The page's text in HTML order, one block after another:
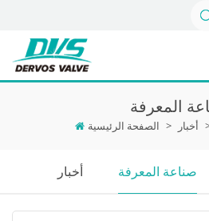
المعرفة
الصفحة الرئيسية > أخبار
أخبار صناعة المعرفة